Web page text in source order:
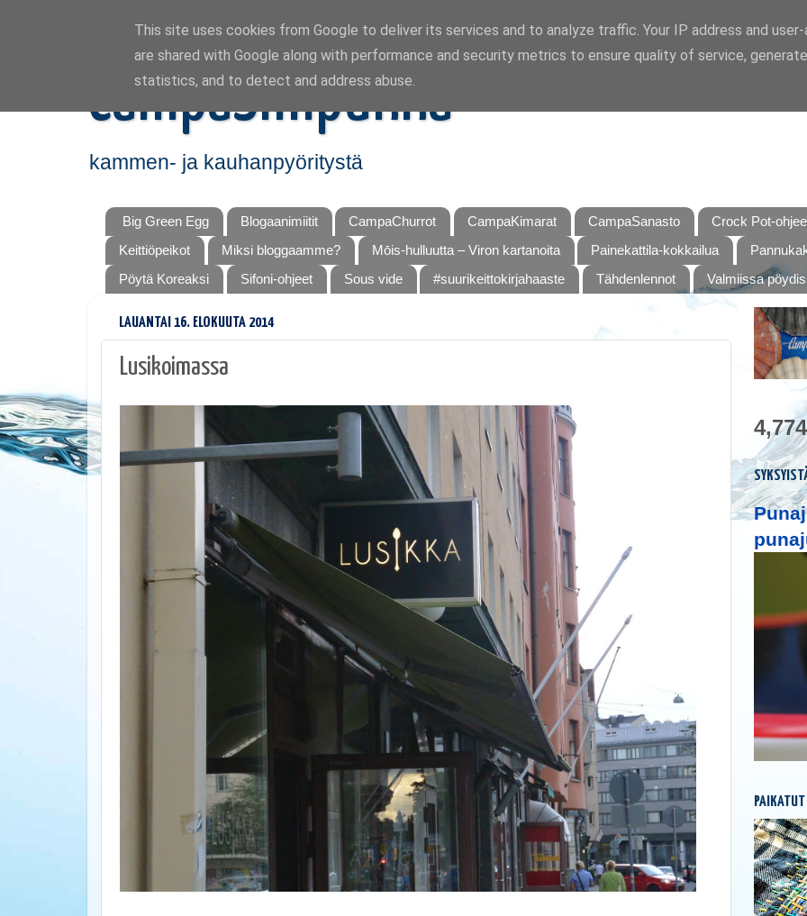
CampaSimpukka
kammen- ja kauhanpyöritystä
Big Green Egg Blogaanimiitit CampaChurrot CampaKimarat CampaSanasto
Crock Pot-
Keittiöpeikot
Miksi bloggaamme? Mōis-hulluutta – Viron kartanoita Painekattila-kokkailua
Pöytä Koreaksi
Sifoni-ohjeet Sous vide #suurikeittokirjahaaste Tähdenlennot Valmiissa
LAUANTAI 16. ELOKUUTA 2014
Lusikoimassa
This site uses cookies from Google to deliver its services and to analyze traffic. Your IP address and
are shared with Google along with performance and security metrics to ensure quality of service,
statistics, and to detect and address abuse.